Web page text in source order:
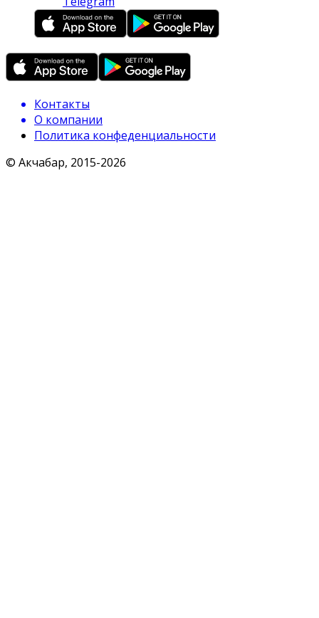
Контакты
О компании
Политика конфеденциальности
© Акчабар, 2015-2026